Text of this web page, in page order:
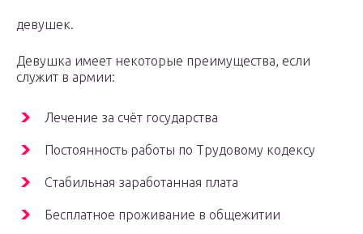
девушек.
Девушка имеет некоторые преимущества, если
служит в армии:
Лечение за счёт государства
Постоянность работы по Трудовому кодексу
Стабильная заработанная плата
Бесплатное проживание в общежитии